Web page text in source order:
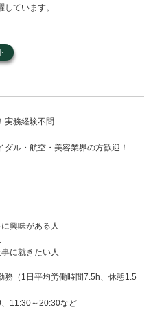
ています。
実務経験不問
ル・航空・美容業界の方歓迎！
興味がある人
に就きたい人
務（1日平均労働時間7.5h、休憩1.5
11:30～20:30など